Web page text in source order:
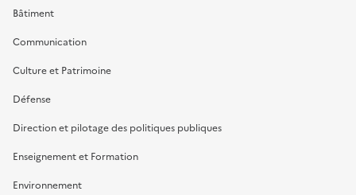
Bâtiment
Communication
Culture et Patrimoine
Défense
Direction et pilotage des politiques publiques
Enseignement et Formation
Environnement